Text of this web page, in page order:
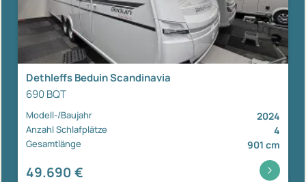
Dethleffs Beduin Scandinavia
690 BQT
Modell-/Baujahr 2024
Anzahl Schlafplätze 4
Gesamtlänge 901 cm
49.690 €